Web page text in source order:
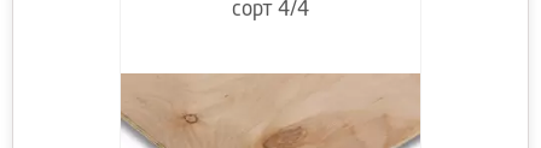
сорт 4/4